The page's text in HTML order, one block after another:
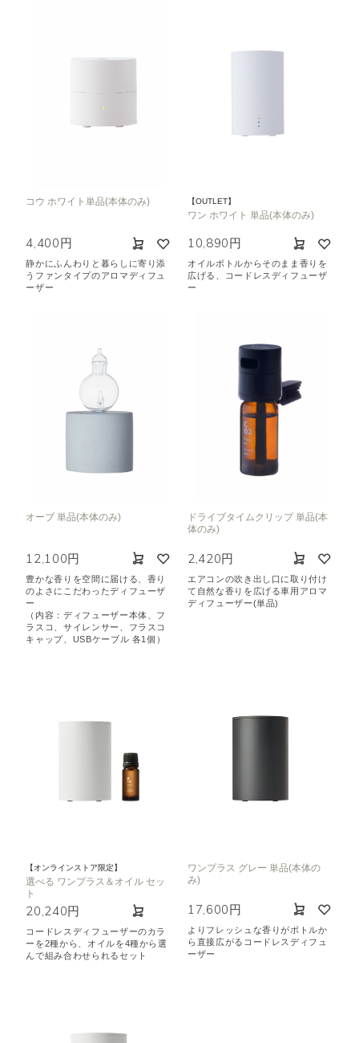
コウ ホワイト単品(本体のみ)
4,400円
静かにふんわりと暮らしに寄り添
うファンタイプのアロマディフュ
ーザー
【OUTLET】
ワン ホワイト 単品(本体のみ)
10,890円
オイルボトルからそのまま香りを
広げる、コードレスディフューザ
ー
オーブ 単品(本体のみ)
12,100円
豊かな香りを空間に届ける、香り
のよさにこだわったディフューザ
ー
（内容：ディフューザー本体、フ
ラスコ、サイレンサー、フラスコ
キャップ、USBケーブル 各1個）
ドライブタイムクリップ 単品(本
体のみ)
2,420円
エアコンの吹き出し口に取り付け
て自然な香りを広げる車用アロマ
ディフューザー(単品)
【オンラインストア限定】
選べる ワンプラス＆オイル セッ
ト
20,240円
コードレスディフューザーのカラ
ーを2種から、オイルを4種から選
んで組み合わせられるセット
ワンプラス グレー 単品(本体の
み)
17,600円
よりフレッシュな香りがボトルか
ら直接広がるコードレスディフュ
ーザー